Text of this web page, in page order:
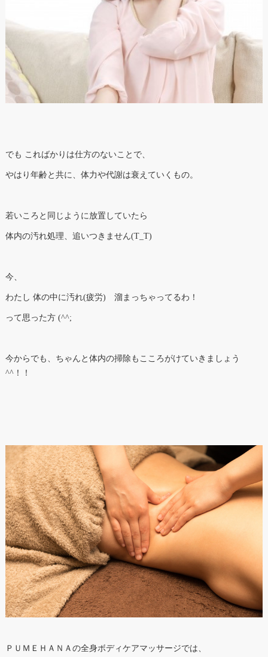
でも こればかりは仕方のないことで、
やはり年齢と共に、体力や代謝は衰えていくもの。
若いころと同じように放置していたら
体内の汚れ処理、追いつきません(T_T)
今、
わたし 体の中に汚れ(疲労) 溜まっちゃってるわ！
って思った方 (^^;
今からでも、ちゃんと体内の掃除もこころがけていきましょう
^^！！
ＰＵＭＥＨＡＮＡの全身ボディケアマッサージでは、